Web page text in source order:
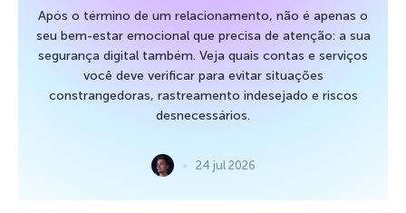
Após o término de um relacionamento, não é apenas o
seu bem-estar emocional que precisa de atenção: a sua
segurança digital também. Veja quais contas e serviços
você deve verificar para evitar situações
constrangedoras, rastreamento indesejado e riscos
desnecessários.
24 jul 2026